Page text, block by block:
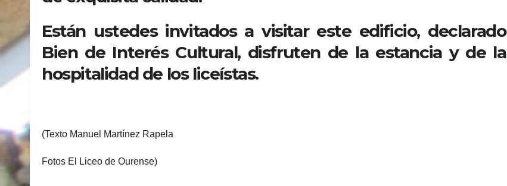
Están ustedes invitados a visitar este edificio, declarado
Bien de Interés Cultural, disfruten de la estancia y de la
hospitalidad de los liceístas.
(Texto Manuel Martínez Rapela
Fotos El Liceo de Ourense)